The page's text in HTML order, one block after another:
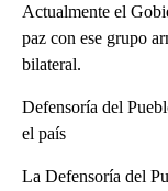
Actualmente el
paz con ese grupo
bilateral.
Defensoría del
el país
La Defensoría del